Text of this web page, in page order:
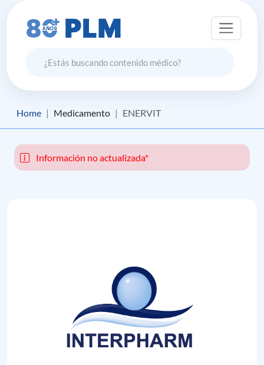
Home Medicamento ENERVIT
Información no actualizada*